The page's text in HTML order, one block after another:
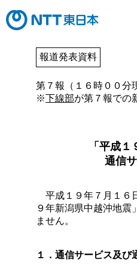
報道発表資料
第７報（１６時００分
※下線部が第７報での
「平成
通信
平成１９年７月１６
９年新潟県中越沖地
ません。
１．通信サービス及び